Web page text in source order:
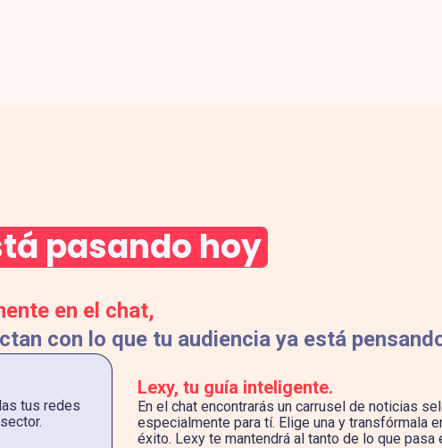
pasando hoy
en el chat,
con lo que tu audiencia ya está
tus redes
Lexy, tu guía inteligente.
En el chat encontrarás un carrusel de noticias
especialmente para tí. Elige una y transfórmala
éxito. Lexy te mantendrá al tanto de lo que pasa